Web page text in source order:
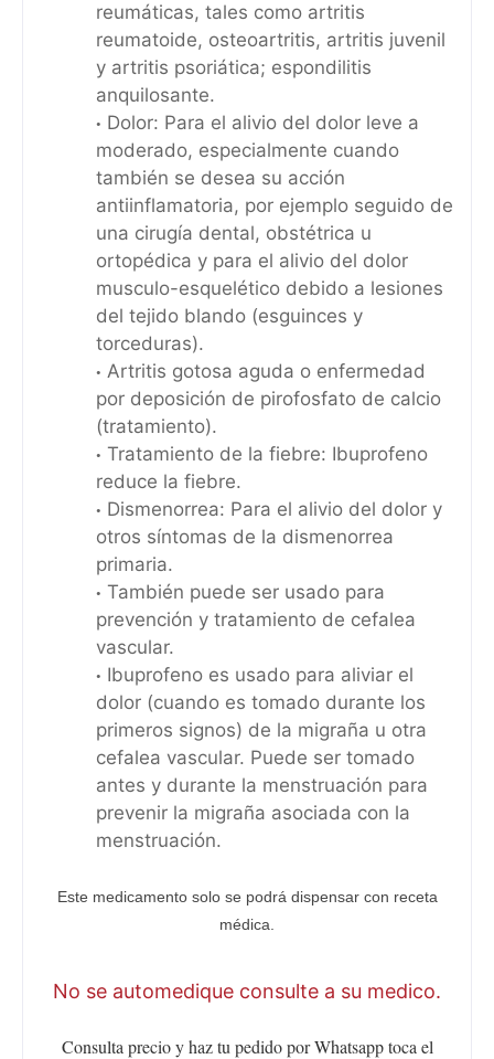
reumáticas, tales como artritis
reumatoide, osteoartritis, artritis juvenil
y artritis psoriática; espondilitis
anquilosante.
Dolor: Para el alivio del dolor leve a
moderado, especialmente cuando
también se desea su acción
antiinflamatoria, por ejemplo seguido de
una cirugía dental, obstétrica u
ortopédica y para el alivio del dolor
musculo-esquelético debido a lesiones
del tejido blando (esguinces y
torceduras).
Artritis gotosa aguda o enfermedad
por deposición de pirofosfato de calcio
(tratamiento).
Tratamiento de la fiebre: Ibuprofeno
reduce la fiebre.
Dismenorrea: Para el alivio del dolor y
otros síntomas de la dismenorrea
primaria.
También puede ser usado para
prevención y tratamiento de cefalea
vascular.
Ibuprofeno es usado para aliviar el
dolor (cuando es tomado durante los
primeros signos) de la migraña u otra
cefalea vascular. Puede ser tomado
antes y durante la menstruación para
prevenir la migraña asociada con la
menstruación.
Este medicamento solo se podrá dispensar con receta
médica.
No se automedique consulte a su medico.
Consulta precio y haz tu pedido por Whatsapp toca el